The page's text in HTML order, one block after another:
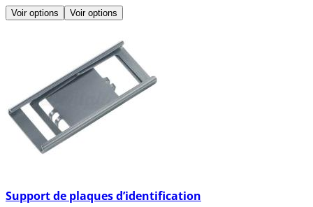
Voir options Voir options
Support de plaques d’identification